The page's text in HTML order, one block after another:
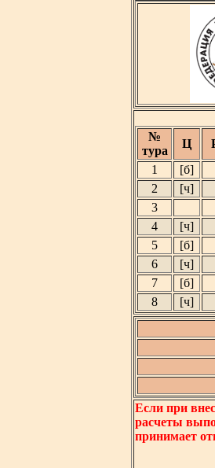
№
тура
Ц
1
[б]
2
[ч]
3
4
[ч]
5
[б]
6
[ч]
7
[б]
8
[ч]
Если при
расчеты
принимает